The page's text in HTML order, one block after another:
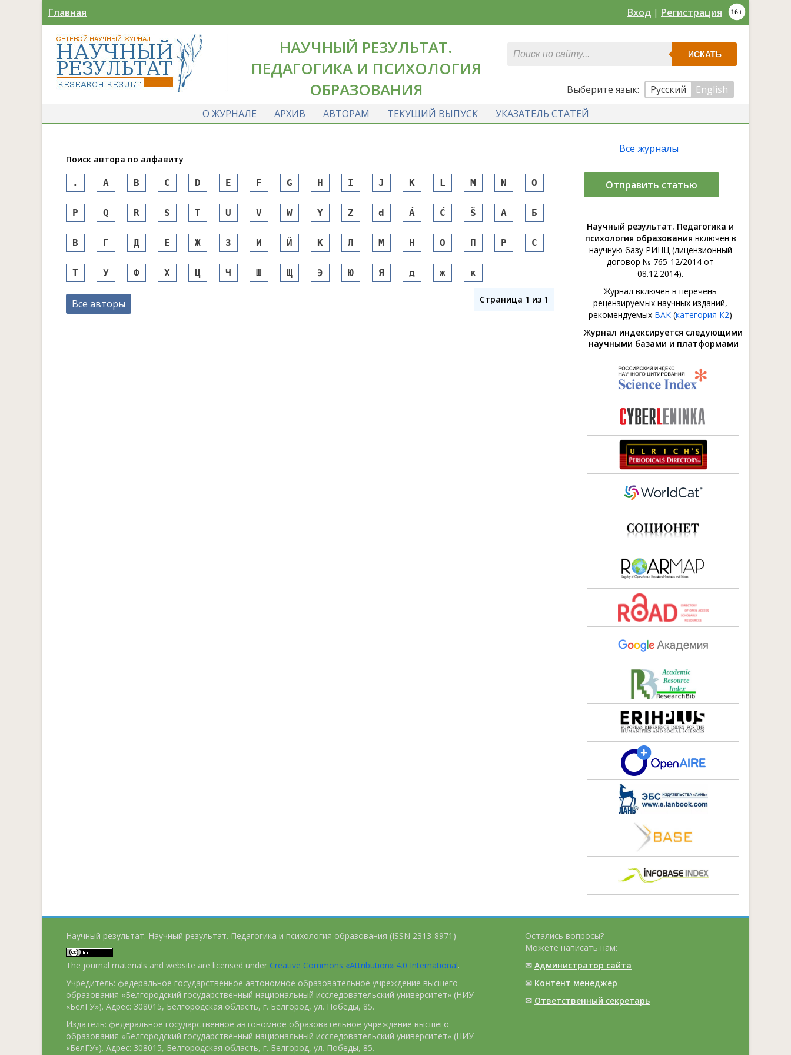
Главная Вход | Регистрация
НАУЧНЫЙ РЕЗУЛЬТАТ.
ПЕДАГОГИКА И ПСИХОЛОГИЯ
ОБРАЗОВАНИЯ
ИСКАТЬ
Выберите язык: Русский
English
О ЖУРНАЛЕ
АРХИВ АВТОРАМ ТЕКУЩИЙ ВЫПУСК УКАЗАТЕЛЬ СТАТЕЙ
Поиск автора по алфавиту
. A B C D E F G H I J K L M N O
P Q R S T U V W Y Z d Á Ć Š А Б
В Г Д Е Ж З И Й К Л М Н О П Р С
Т У Ф Х Ц Ч Ш Щ Э Ю Я д ж к
Страница 1 из 1
Все авторы
Все журналы
Отправить статью
Научный результат. Педагогика и
психология образования включен в
научную базу РИНЦ (лицензионный
договор № 765-12/2014 от
08.12.2014).
Журнал включен в перечень
рецензируемых научных изданий,
рекомендуемых ВАК (категория К2)
Журнал индексируется следующими
научными базами и платформами
Научный результат. Научный результат. Педагогика и психология образования (ISSN 2313-8971)
The journal materials and website are licensed under Creative Commons «Attribution» 4.0 International.
Учредитель: федеральное государственное автономное образовательное учреждение высшего
образования «Белгородский государственный национальный исследовательский университет» (НИУ
«БелГУ»). Адрес: 308015, Белгородская область, г. Белгород, ул. Победы, 85.
Издатель: федеральное государственное автономное образовательное учреждение высшего
образования «Белгородский государственный национальный исследовательский университет» (НИУ
«БелГУ»). Адрес: 308015, Белгородская область, г. Белгород, ул. Победы, 85.
Остались вопросы?
Можете написать нам:
✉ Администратор сайта
✉ Контент менеджер
✉ Ответственный cекретарь